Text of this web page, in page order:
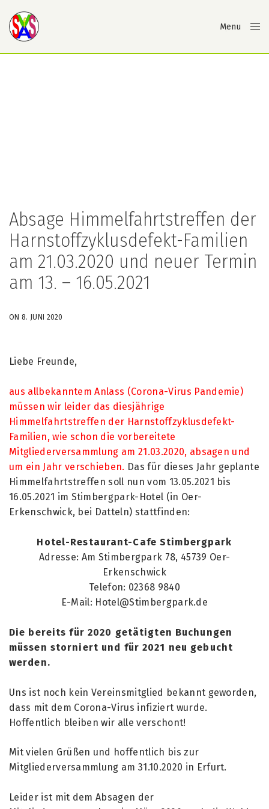
Menu
Absage Himmelfahrtstreffen der
Harnstoffzyklusdefekt-Familien
am 21.03.2020 und neuer Termin
am 13. – 16.05.2021
ON 8. JUNI 2020
Liebe Freunde,
aus allbekanntem Anlass (Corona-Virus Pandemie)
müssen wir leider das diesjährige
Himmelfahrtstreffen der Harnstoffzyklusdefekt-
Familien, wie schon die vorbereitete
Mitgliederversammlung am 21.03.2020, absagen und
um ein Jahr verschieben. Das für dieses Jahr geplante
Himmelfahrtstreffen soll nun vom 13.05.2021 bis
16.05.2021 im Stimbergpark-Hotel (in Oer-
Erkenschwick, bei Datteln) stattfinden:
Hotel-Restaurant-Cafe Stimbergpark
Adresse: Am Stimbergpark 78, 45739 Oer-
Erkenschwick
Telefon: 02368 9840
E-Mail: Hotel@Stimbergpark.de
Die bereits für 2020 getätigten Buchungen
müssen storniert und für 2021 neu gebucht
werden.
Uns ist noch kein Vereinsmitglied bekannt geworden,
dass mit dem Corona-Virus infiziert wurde.
Hoffentlich bleiben wir alle verschont!
Mit vielen Grüßen und hoffentlich bis zur
Mitgliederversammlung am 31.10.2020 in Erfurt.
Leider ist mit dem Absagen der